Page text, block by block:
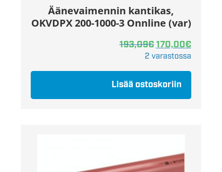
Äänevaimennin kantikas,
OKVDPX 200-1000-3 Onnline (var)
193,09€170,00€
2 varastossa
Lisää ostoskoriin